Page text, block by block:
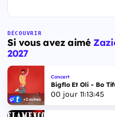
DÉCOUVRIR
Si vous avez aimé
2027
+2 autres
Concert
Bigflo Et Oli - Bo
00 jour 11:13:44